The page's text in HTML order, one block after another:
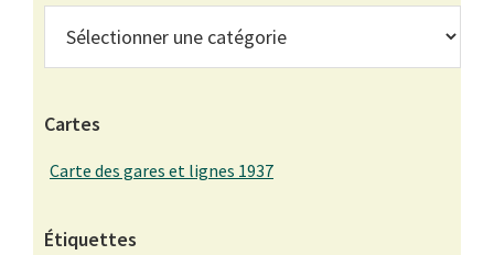
Cartes
Carte des gares et lignes 1937
Étiquettes